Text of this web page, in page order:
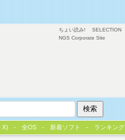
ちょい読み! SELECTION
NGS Corporate Site
X) 全OS 新着ソフト ランキング